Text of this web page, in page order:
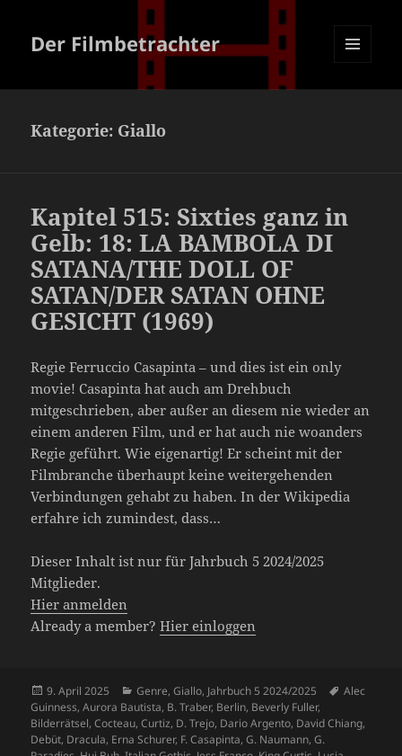
Der Filmbetrachter
Kategorie: Giallo
Kapitel 515: Sixties ganz in
Gelb: 18: LA BAMBOLA DI
SATANA/THE DOLL OF
SATAN/DER SATAN OHNE
GESICHT (1969)
Regie Ferruccio Casapinta – und dies ist ein only
movie! Casapinta hat auch am Drehbuch
mitgeschrieben, aber außer an diesem nie wieder an
einem anderen Film, und er hat auch nie woanders
Regie geführt. Wie eigenartig! Er scheint mit der
Filmbranche überhaupt keine weitergehenden
Verbindungen gehabt zu haben. In der Wikipedia
erfahre ich zumindest, dass…
Dieser Inhalt ist nur für Jahrbuch 5 2024/2025
Mitglieder.
Hier anmelden
Already a member?Hier einloggen
Veröffentlicht
am
9. April 2025 Kategorien
Genre,Giallo, Jahrbuch 5 2024/2025
Alec
Guinness,Aurora Bautista, B. Traber, Berlin, Beverly Fuller,
Bilderrätsel,Cocteau,Curtiz, D. Trejo, Dario Argento, David Chiang,
Debüt, Dracula, Erna Schurer, F. Casapinta,G. Naumann,G.